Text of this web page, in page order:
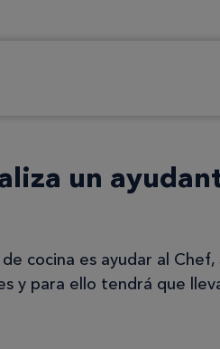
un
cocina es ayudar al
y para ello tendrá que